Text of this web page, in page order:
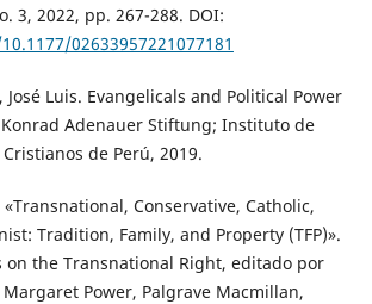
3, 2022, pp. 267-288. DOI:
02633957221077181
José Luis. Evangelicals and Political Power
Adenauer Stiftung; Instituto de
de Perú, 2019.
Conservative, Catholic,
Tradition, Family, and Property (TFP)».
on the Transnational Right, editado por
Power, Palgrave Macmillan,